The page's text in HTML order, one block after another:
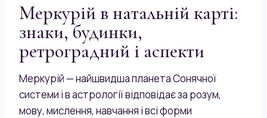
Меркурій в натальній карті:
знаки, будинки,
ретроградний і аспекти
Меркурій — найшвидша планета Сонячної
системи і в астрології відповідає за розум,
мову, мислення, навчання і всі форми